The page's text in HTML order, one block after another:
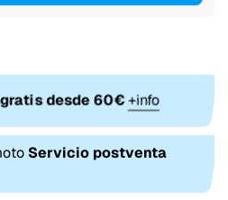
gratis desde 60€+info
Servicio postventa